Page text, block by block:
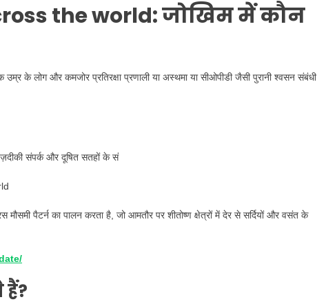
the world:जोखिम में कौन
लोग और कमजोर प्रतिरक्षा प्रणाली या अस्थमा या सीओपीडी जैसी पुरानी श्वसन संबंधी
संपर्क और दूषित सतहों के सं
पैटर्न का पालन करता है, जो आमतौर पर शीतोष्ण क्षेत्रों में देर से सर्दियों और वसंत के